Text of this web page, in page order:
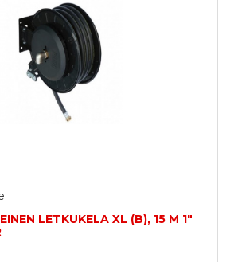
LETKUKELA XL (B), 15 M 1"